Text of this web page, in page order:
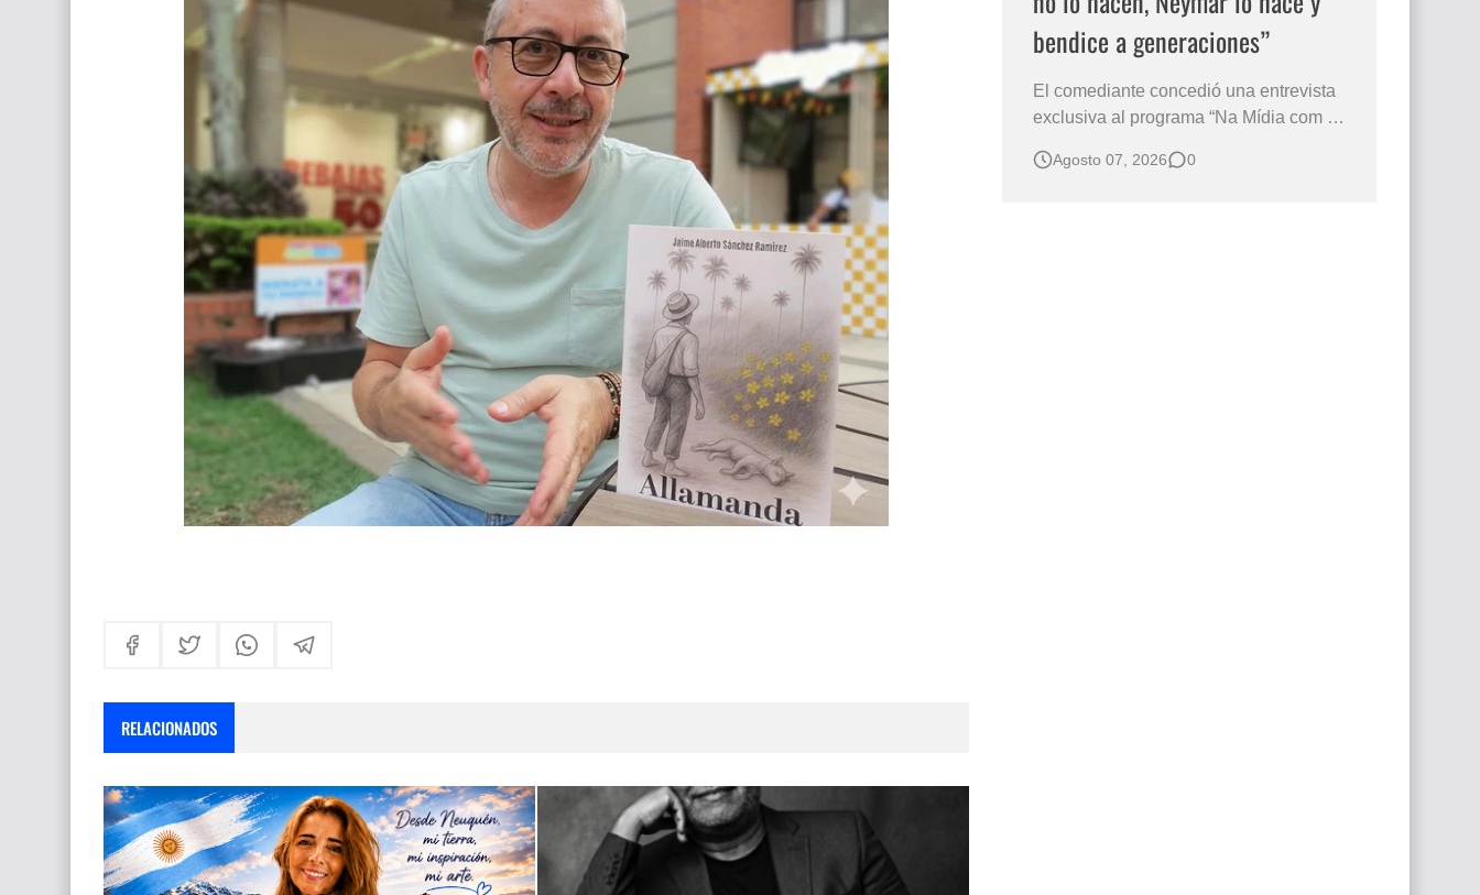
RELACIONADOS
bendice a generaciones”
El comediante concedió una entrevista
exclusiva al programa “Na Mídia com a
Subasta del Instituto Neymar Jr., uno de
Agosto 07, 2026 0